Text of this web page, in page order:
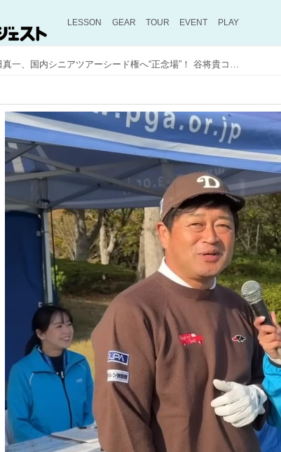
LESSON GEAR TOUR EVENT PLAY
横田真一、国内シニアツアーシード権へ“正念場”！ 谷将貴コーチの助言でスウィング修正【ヨコシンの欧州レジェンズツアーレポート「夢に向かって」 #29】